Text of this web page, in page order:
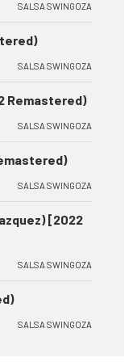
SALSA SWINGOZA
SALSA SWINGOZA
Remastered)
SALSA SWINGOZA
SALSA SWINGOZA
[2022
SALSA SWINGOZA
SALSA SWINGOZA